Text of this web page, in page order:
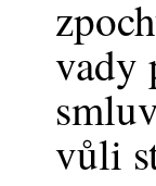
vady
vůli